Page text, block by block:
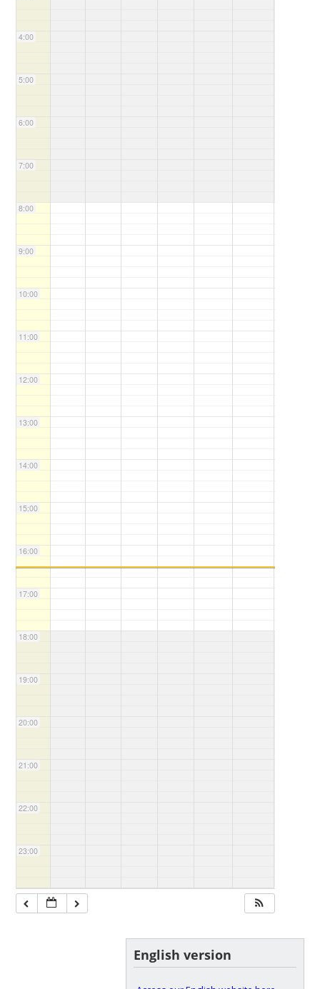
4:00
5:00
6:00
7:00
8:00
9:00
10:00
11:00
12:00
13:00
14:00
15:00
16:00
17:00
18:00
19:00
20:00
21:00
22:00
23:00
English version